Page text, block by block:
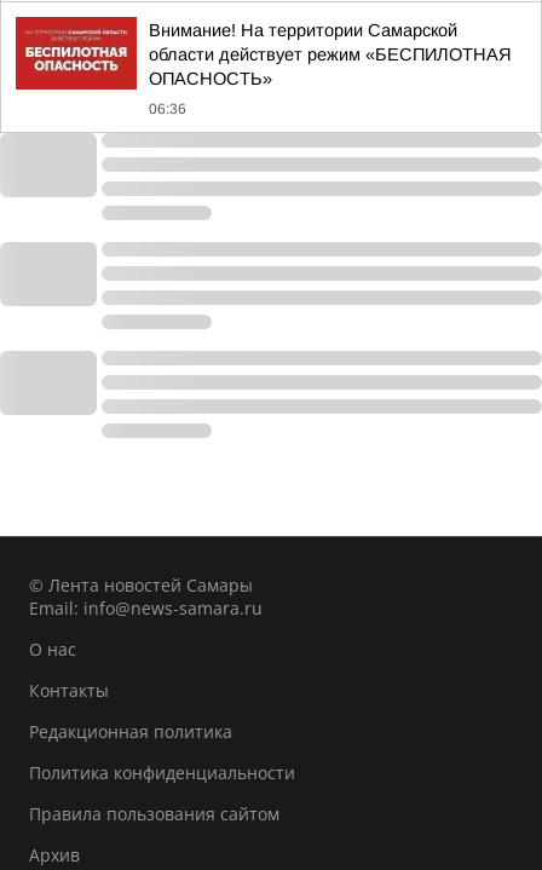
Внимание! На территории Самарской
области действует режим «БЕСПИЛОТНАЯ
ОПАСНОСТЬ»
06:36
© Лента новостей Самары
Email: info@news-samara.ru
О нас
Контакты
Редакционная политика
Политика конфиденциальности
Правила пользования сайтом
Архив